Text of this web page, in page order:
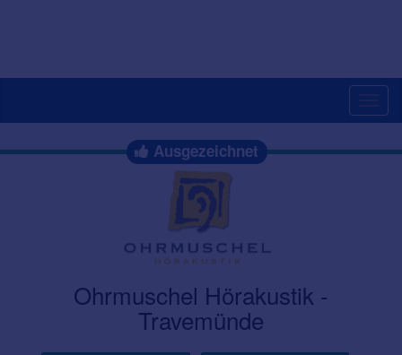
Ausgezeichnet
Ohrmuschel Hörakustik -
Travemünde